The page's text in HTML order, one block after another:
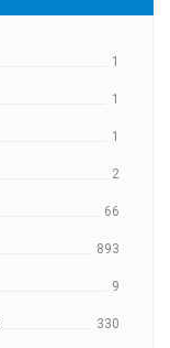
1
1
1
2
66
893
9
330